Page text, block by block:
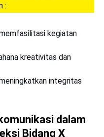
:
kegiatan
kreativitas dan
integritas
dalam
Bidang X